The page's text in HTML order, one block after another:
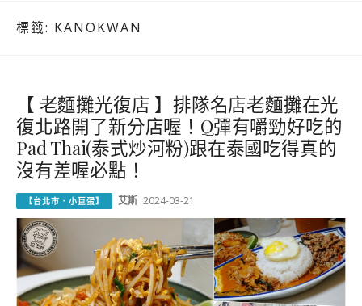
標籤: KANOKWAN
【 老麵攤光復店 】排隊名店老麵攤在光
復北路開了新分店喔！Q彈有嚼勁好吃的
Pad Thai(泰式炒河粉)跟在泰國吃得真的
沒有差喔必點！
【台北市．小巨蛋】 艾斯 2024-03-21